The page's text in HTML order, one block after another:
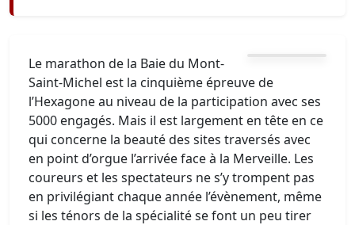
Le marathon de la Baie du Mont-
Saint-Michel est la cinquième épreuve de
l’Hexagone au niveau de la participation avec ses
5000 engagés. Mais il est largement en tête en ce
qui concerne la beauté des sites traversés avec
en point d’orgue l’arrivée face à la Merveille. Les
coureurs et les spectateurs ne s’y trompent pas
en privilégiant chaque année l’évènement, même
si les ténors de la spécialité se font un peu tirer